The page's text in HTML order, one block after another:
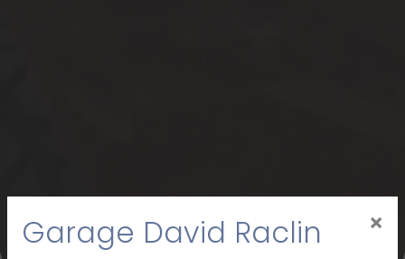
Garage David Raclin ×